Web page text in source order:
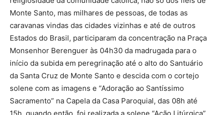
Monte Santo, mas milhares de pessoas, de todas as
caravanas vindas das cidades vizinhas e até de outros
Estados do Brasil, participaram da concentração na Praça
Monsenhor Berenguer às 04h30 da madrugada para o
início da subida em peregrinação até o alto do Santuário
da Santa Cruz de Monte Santo e descida com o cortejo
solene com as imagens e “Adoração ao Santíssimo
Sacramento” na Capela da Casa Paroquial, das 08h até